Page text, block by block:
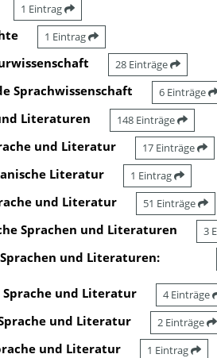
1 Eintrag
1 Eintrag
28 Einträge
Sprachwissenschaft 6 Einträge
Literaturen 148 Einträge
und Literatur 17 Einträge
Literatur 1 Eintrag
und Literatur 51 Einträge
Sprachen und Literaturen 3
und Literaturen:
Sprache und Literatur 4 Einträge
und Literatur 2 Einträge
und Literatur 1 Eintrag